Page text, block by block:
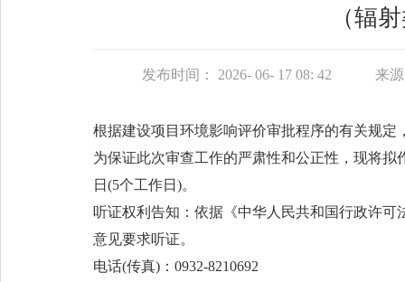
（辐
发布时间： 2026- 06- 17 08: 42 来
根据建设项目环境影响评价审批程序的有关规
为保证此次审查工作的严肃性和公正性，现将
日(5个工作日)。
听证权利告知：依据《中华人民共和国行政许
意见要求听证。
电话(传真)：0932-8210692